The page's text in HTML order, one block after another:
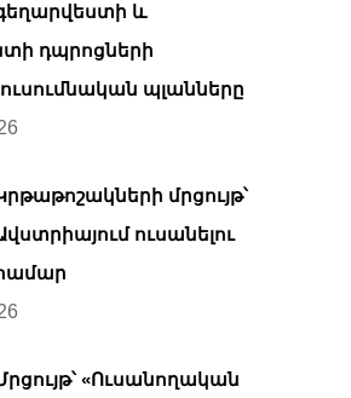
և
դպրոցների
պլանները
մրցույթ՝
ուսանելու
«Ուսանողական